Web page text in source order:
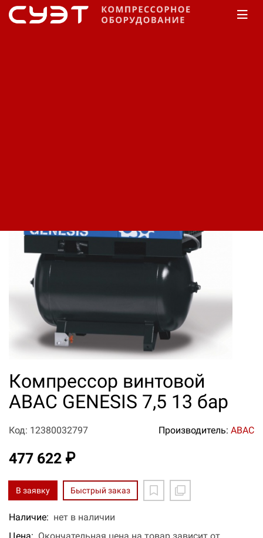
Компрессор винтовой
ABAC GENESIS 7,5 13 бар
Код: 12380032797 Производитель: ABAC
477 622 ₽
В заявку Быстрый заказ
Наличие: нет в наличии